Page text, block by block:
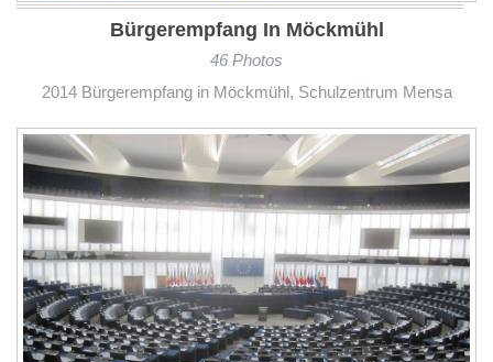
Bürgerempfang In Möckmühl
46 Photos
2014 Bürgerempfang in Möckmühl, Schulzentrum Mensa